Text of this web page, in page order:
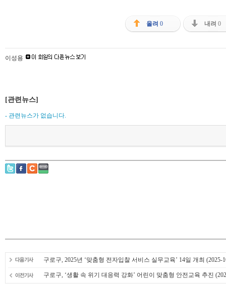
올려 0 내려 0
이성용
[관련뉴스]
- 관련뉴스가 없습니다.
구로구, 2025년 ‘맞춤형 전자입찰 서비스 실무교육’ 14일 개최 (2025-
구로구, ‘생활 속 위기 대응력 강화’ 어린이 맞춤형 안전교육 추진